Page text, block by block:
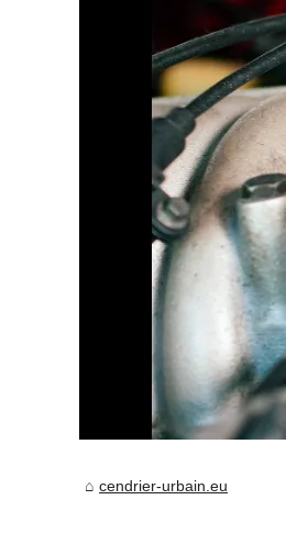
cendrier-urbain.eu